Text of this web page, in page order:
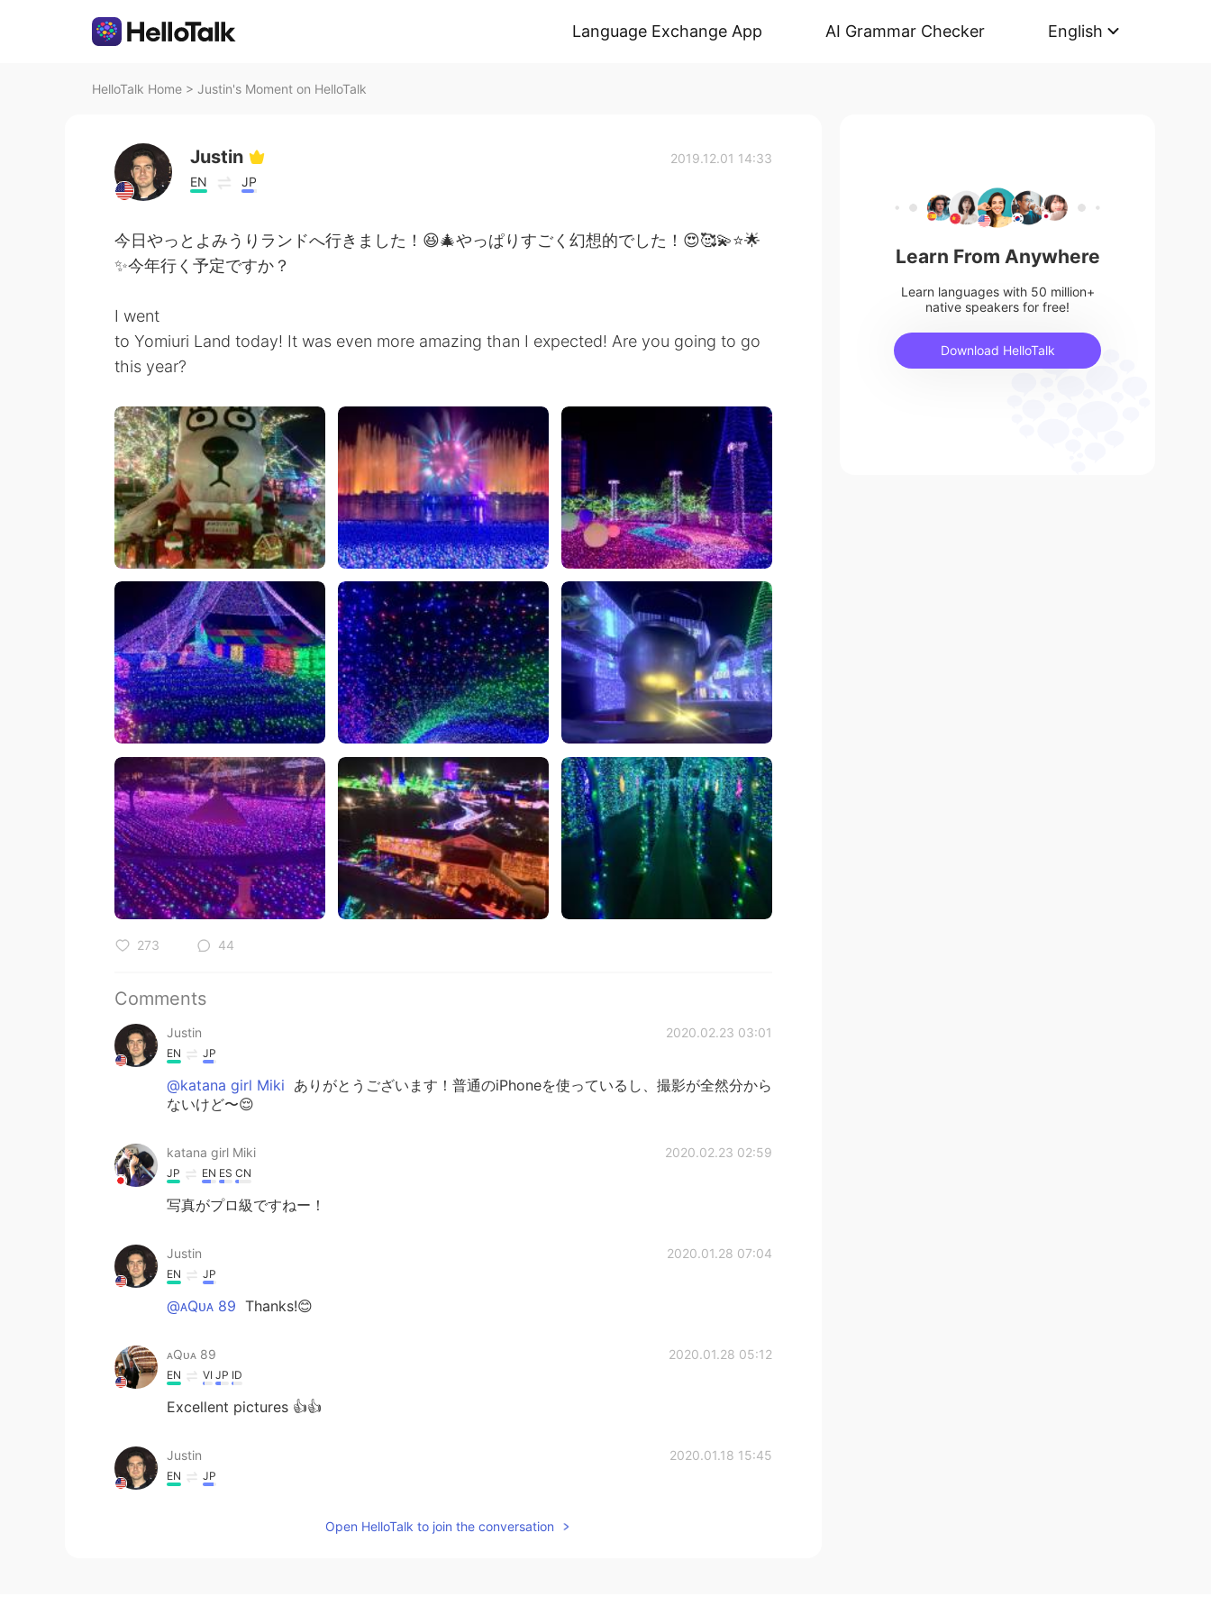
Language Exchange App AI Grammar Checker English
HelloTalk Home > Justin's Moment on HelloTalk
Justin
EN JP
2019.12.01 14:33
今日やっとよみうりランドへ行きました！😆🎄やっぱりすごく幻想的でした！😍🥰💫⭐️🌟
✨今年行く予定ですか？
I went
to Yomiuri Land today! It was even more amazing than I expected! Are you going to go
this year?
273 44
Comments
Justin 2020.02.23 03:01
EN JP
@katana girl Miki ありがとうございます！普通のiPhoneを使っているし、撮影が全然分から
ないけど〜😌
katana girl Miki 2020.02.23 02:59
JP EN ES CN
写真がプロ級ですねー！
Justin 2020.01.28 07:04
EN JP
@ᴀQᴜᴀ 89 Thanks!😊
ᴀQᴜᴀ 89 2020.01.28 05:12
EN VI JP ID
Excellent pictures 👍👍
Justin 2020.01.18 15:45
EN JP
Open HelloTalk to join the conversation
Learn From Anywhere
Learn languages with 50 million+
native speakers for free!
Download HelloTalk